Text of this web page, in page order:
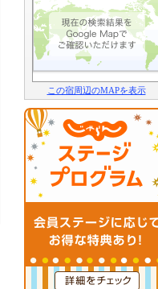
この宿周辺のMAPを表示